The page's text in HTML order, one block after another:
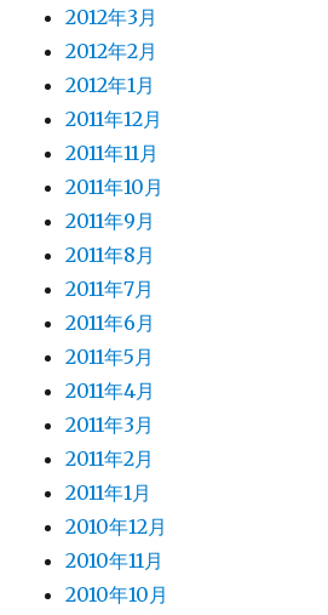
2012年3月
2012年2月
2012年1月
2011年12月
2011年11月
2011年10月
2011年9月
2011年8月
2011年7月
2011年6月
2011年5月
2011年4月
2011年3月
2011年2月
2011年1月
2010年12月
2010年11月
2010年10月